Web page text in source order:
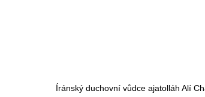
Íránský duchovní vůdce ajatolláh Alí